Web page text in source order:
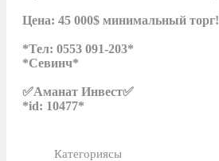
Цена: 45 000$ минимальный торг!
*Тел: 0553 091-203*
*Севинч*
✅Аманат Инвест✅
*id: 10477*
Категориясы